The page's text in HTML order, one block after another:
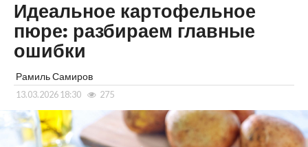
Идеальное картофельное
пюре: разбираем главные
ошибки
Рамиль Самиров
13.03.2026 18:30 275